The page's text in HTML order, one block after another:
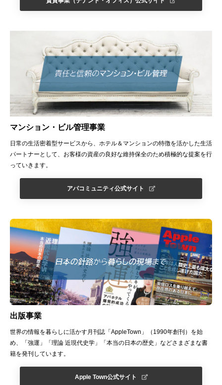
マンション・ビル管理事業
日常の生活密着型サービスから、ホテル＆マンションの特徴を活かした生活
パートナーとして、お客様の資産の良好な維持保全のため積極的な提案を行
っていきます。
アパコミュニティ公式サイト
出版事業
世界の情報を暮らしに活かす月刊誌「AppleTown」（1990年創刊）を始
め、「強運」「理論 近現代史学」「本当の日本の歴史」などさまざまな書
籍を発刊しています。
Apple Town公式サイト